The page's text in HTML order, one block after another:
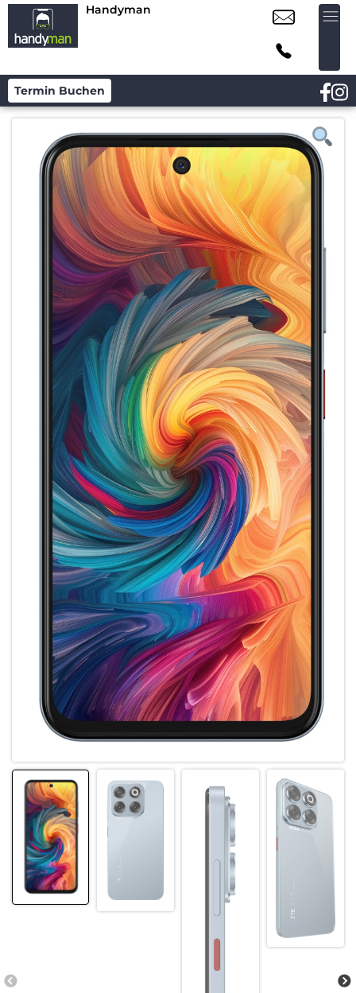
Handyman
Termin Buchen